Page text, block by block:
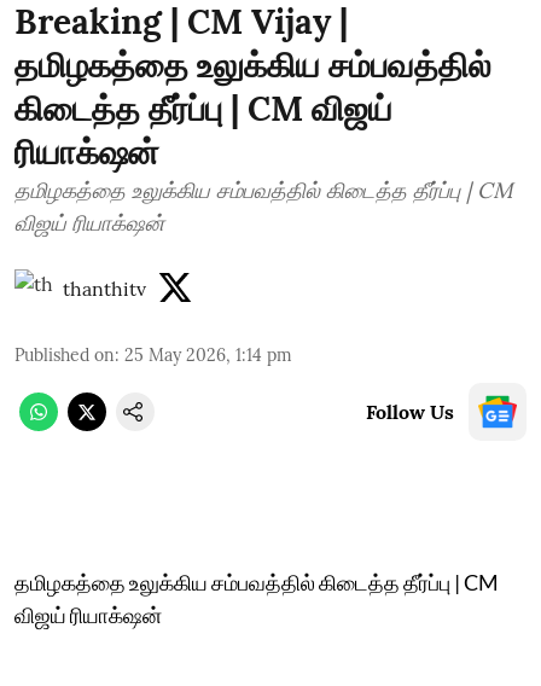
Breaking | CM Vijay |
தமிழகத்தை உலுக்கிய சம்பவத்தில்
கிடைத்த தீர்ப்பு | CM விஜய்
ரியாக்‌ஷன்
தமிழகத்தை உலுக்கிய சம்பவத்தில் கிடைத்த தீர்ப்பு | CM
விஜய் ரியாக்‌ஷன்
thanthitv
Published on: 25 May 2026, 1:14 pm
Follow Us
தமிழகத்தை உலுக்கிய சம்பவத்தில் கிடைத்த தீர்ப்பு | CM
விஜய் ரியாக்‌ஷன்